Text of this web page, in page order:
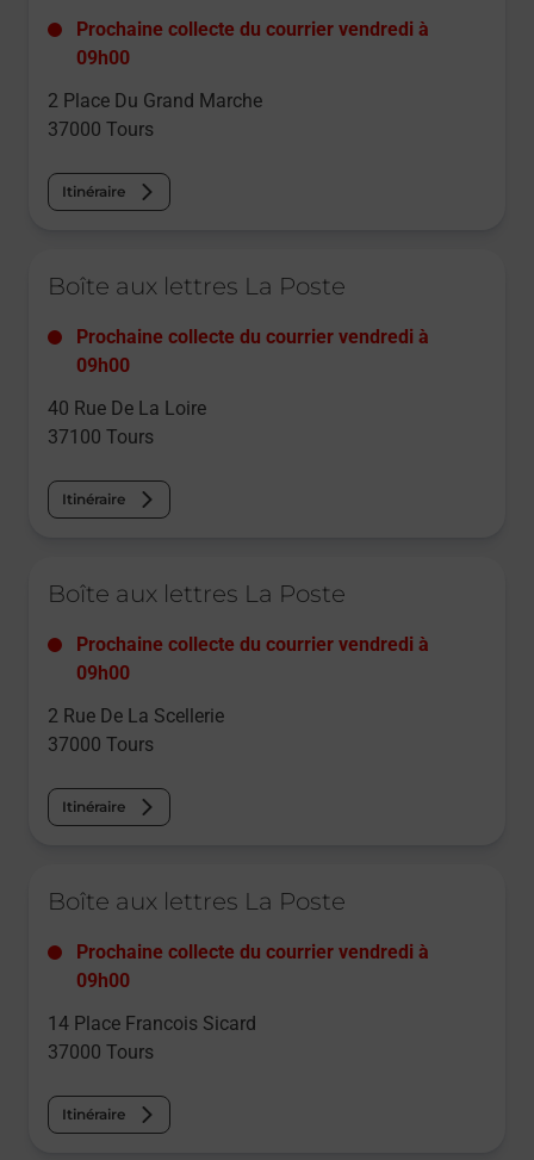
Prochaine collecte du courrier vendredi à
09h00
2 Place Du Grand Marche
37000 Tours
Itinéraire
Boîte aux lettres La Poste
Prochaine collecte du courrier vendredi à
09h00
40 Rue De La Loire
37100 Tours
Itinéraire
Boîte aux lettres La Poste
Prochaine collecte du courrier vendredi à
09h00
2 Rue De La Scellerie
37000 Tours
Itinéraire
Boîte aux lettres La Poste
Prochaine collecte du courrier vendredi à
09h00
14 Place Francois Sicard
37000 Tours
Itinéraire